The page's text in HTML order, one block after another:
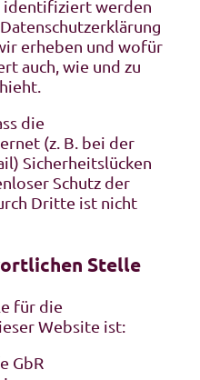
identifiziert werden
erheben und wofür
auch, wie und zu
die
(z. B. bei der
Sicherheitslücken
Schutz der
Dritte ist nicht
Stelle
für die
Website ist:
GbR